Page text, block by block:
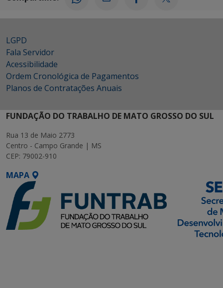
LGPD
Fala Servidor
Acessibilidade
Ordem Cronológica de Pagamentos
Planos de Contratações Anuais
FUNDAÇÃO DO TRABALHO DE MATO GROSSO DO SUL
Rua 13 de Maio 2773
Centro - Campo Grande | MS
CEP: 79002-910
MAPA